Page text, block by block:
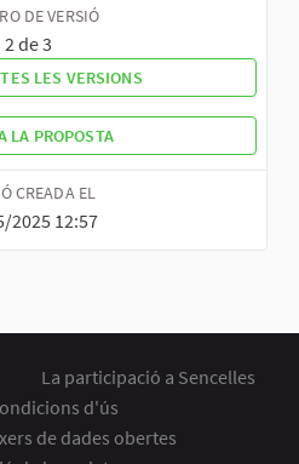
DE VERSIÓ
2 de 3
LES VERSIONS
LA PROPOSTA
CREADA EL
2025 12:57
La participació a Sencelles
d'ús
de dades obertes